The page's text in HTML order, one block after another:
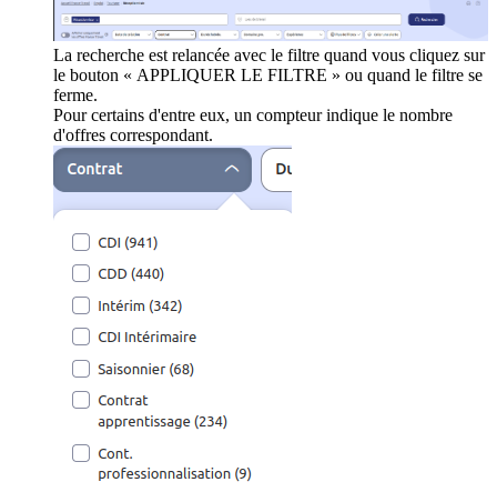
La recherche est relancée avec le filtre quand vous cliquez sur
le bouton « APPLIQUER LE FILTRE » ou quand le filtre se
ferme.
Pour certains d'entre eux, un compteur indique le nombre
d'offres correspondant.